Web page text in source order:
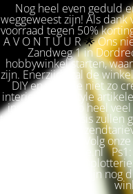
Nog heel even geduld
weggeweest zijn! Als
voorraad tegen 50%
A V O N T U U R🌟Ons
Zandweg 1 in
hobbywinkel starten,
zijn. Enerzijds zal de
DIY en voor de niet zo
interieur & lifestyle
instantie niet zo heel
terug naar de basis zullen
met betere
snel weer terug? Volg
Liefs, Ilse. Plotterie.nl
vraag via
antwoord. We zijn